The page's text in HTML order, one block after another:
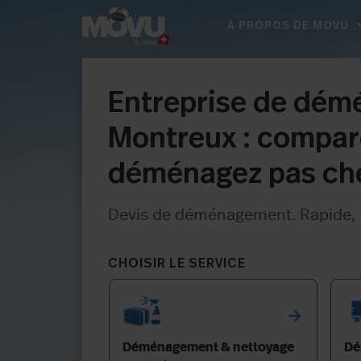
À PROPOS DE MOVU
Entreprise de
Montreux :
déménagez pas
Devis de déménagement.
CHOISIR LE SERVICE
arrow_forward
Déménagement & nettoyage